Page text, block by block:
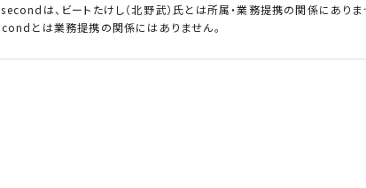
は、ビートたけし（北野武）氏とは所属・業務提携の関係にありま
とは業務提携の関係にはありません。